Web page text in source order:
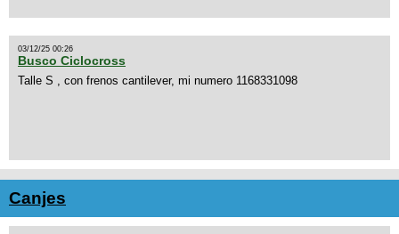
03/12/25 00:26
Busco Ciclocross
Talle S , con frenos cantilever, mi numero 1168331098
Canjes